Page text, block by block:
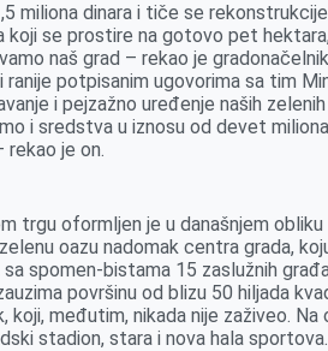
miliona dinara i tiče se
se prostire na gotovo pet
naš grad – rekao je
ranije potpisanim ugovorima sa tim
i pejzažno uređenje naših
i sredstva u iznosu od devet
rekao je on.
trgu oformljen je u današnjem
oazu nadomak centra grada,
spomen-bistama 15 zaslužnih
površinu od blizu 50 hiljada
koji, međutim, nikada nije zaživeo.
stadion, stara i nova hala sportova.